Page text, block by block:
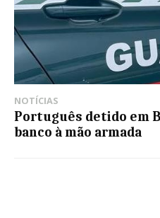
NOTÍCIAS
Português detido em
banco à mão armada